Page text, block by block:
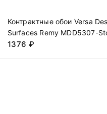
Контрактные обои Versa
Surfaces Remy MDD5307-
1376 ₽